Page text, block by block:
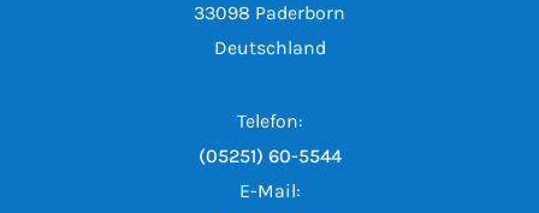
33098 Paderborn
Deutschland
Telefon:
(05251) 60-5544
E-Mail: